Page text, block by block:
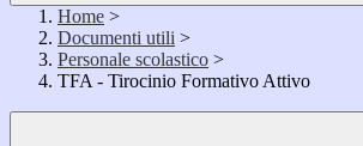
Home >
Documenti utili >
Personale scolastico >
TFA - Tirocinio Formativo Attivo